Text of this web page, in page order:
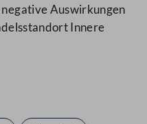
Auswirkungen
Innere